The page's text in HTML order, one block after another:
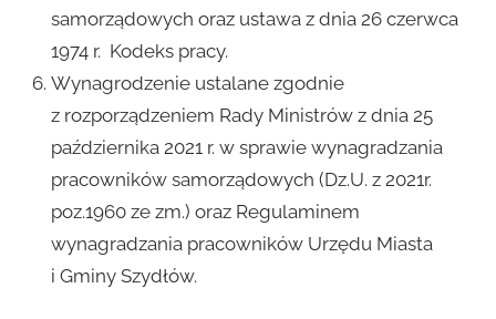
samorządowych oraz ustawa z dnia 26 czerwca
1974 r. Kodeks pracy.
Wynagrodzenie ustalane zgodnie
z rozporządzeniem Rady Ministrów z dnia 25
października 2021 r. w sprawie wynagradzania
pracowników samorządowych (Dz.U. z 2021r.
poz.1960 ze zm.) oraz Regulaminem
wynagradzania pracowników Urzędu Miasta
i Gminy Szydłów.